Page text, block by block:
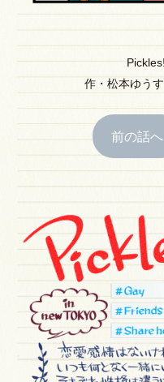
作 ・ 松本ゆうす
前の話へ